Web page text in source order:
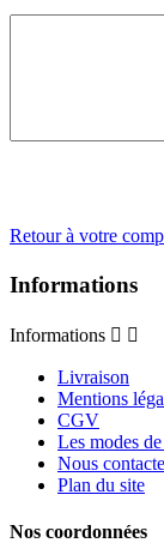
Retour à votre
Informations
Informations  
Livraison
Mentions
CGV
Les modes
Nous
Plan du site
Nos coordonnées